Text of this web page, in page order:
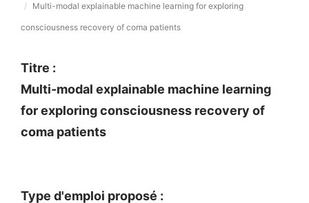
Multi-modal explainable machine learning for exploring
consciousness recovery of coma patients
Titre :
Multi-modal explainable machine learning
for exploring consciousness recovery of
coma patients
Type d'emploi proposé :